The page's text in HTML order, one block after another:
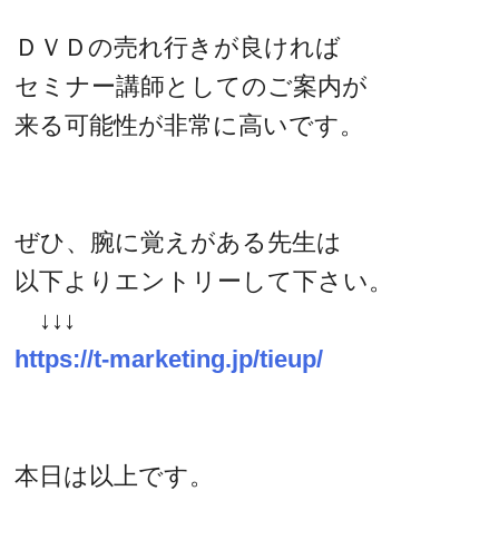
ＤＶＤの売れ行きが良ければ
セミナー講師としてのご案内が
来る可能性が非常に高いです。
ぜひ、腕に覚えがある先生は
以下よりエントリーして下さい。
↓↓↓
https://t-marketing.jp/tieup/
本日は以上です。